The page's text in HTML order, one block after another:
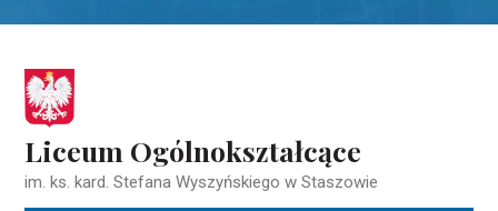
Liceum Ogólnokształcące
im. ks. kard. Stefana Wyszyńskiego w Staszowie